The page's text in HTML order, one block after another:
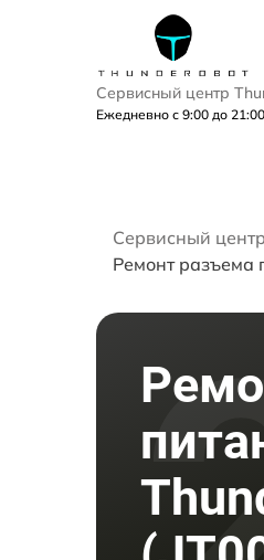
Сервисный центр
Ежедневно с 9:00 до 21:00
Сервисный
Ремонт разъема